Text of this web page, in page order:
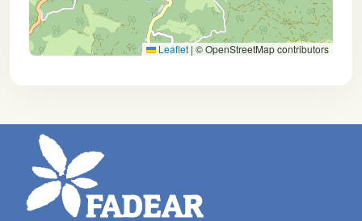
Leaflet|© OpenStreetMap contributors